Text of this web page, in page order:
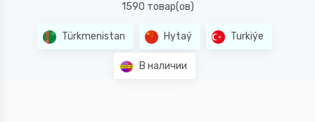
1590 товар(ов)
Türkmenistan Hytaý Turkiýe
В наличии